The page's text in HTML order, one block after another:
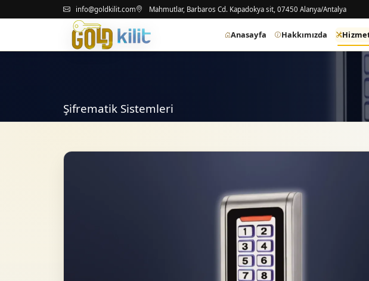
info@goldkilit.com Mahmutlar, Barbaros Cd. Kapadokya sit, 07450 Alanya/Antalya
Anasayfa Hakkımızda
Şifrematik Sistemleri